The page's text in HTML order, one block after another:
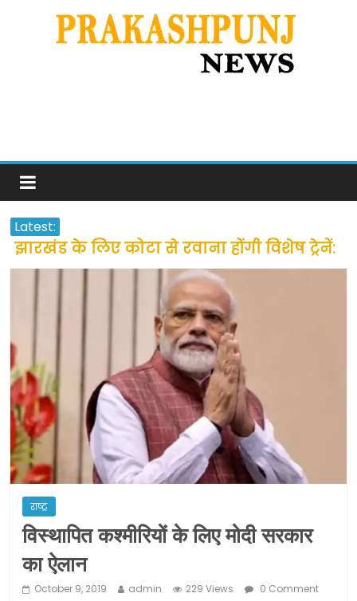
Latest:
झारखंड के लिए कोटा से रवाना होंगी विशेष ट्रेनें:
सीएम हेमंत सोरेन
उत्तराखंड के अन्य राज्यों में फंसे लोगों की जल्द
प्रवासियों व मजदूरों को दी गई छूट के बाद लोगो
ने कराया पंजीयन: राजस्थान सरकार
शराब और पान की दुकानों को ग्रीन जोन में
खोलने की मिली इजाजत: गृह मंत्रालय
दो हफ्ते के लिए बढ़ाया लॉकडाउन: गृह मंत्रालय
राष्ट्र
विस्थापित कश्मीरियों के लिए मोदी सरकार
का ऐलान
October 9, 2019 admin 229 Views 0 Comment